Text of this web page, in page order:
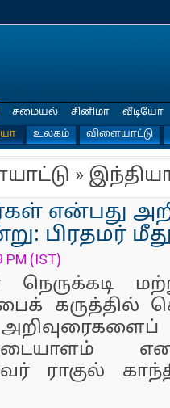
உலகம் விளையாட்டு
சமையல் சினிமா வீடியோ
»
என்பது
பிரதமர்
(IST)
நெருக்கடி
கருத்தில்
ராகுல்